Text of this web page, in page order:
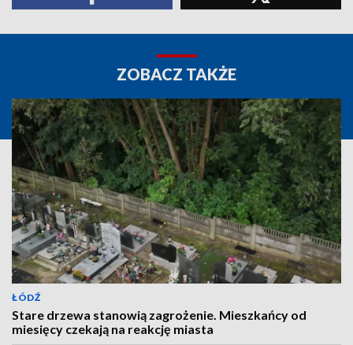
ZOBACZ TAKŻE
ŁÓDŹ
Stare drzewa stanowią zagrożenie. Mieszkańcy od
miesięcy czekają na reakcję miasta